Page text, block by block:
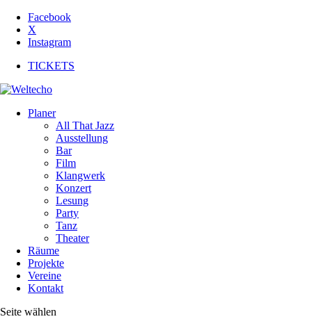
Facebook
X
Instagram
TICKETS
Planer
All That Jazz
Ausstellung
Bar
Film
Klangwerk
Konzert
Lesung
Party
Tanz
Theater
Räume
Projekte
Vereine
Kontakt
Seite wählen